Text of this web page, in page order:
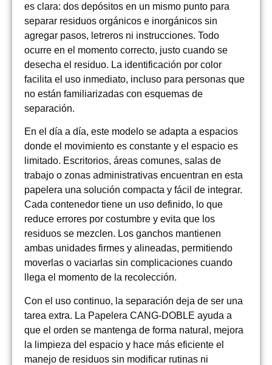
es clara: dos depósitos en un mismo punto para
separar residuos orgánicos e inorgánicos sin
agregar pasos, letreros ni instrucciones. Todo
ocurre en el momento correcto, justo cuando se
desecha el residuo. La identificación por color
facilita el uso inmediato, incluso para personas que
no están familiarizadas con esquemas de
separación.
En el día a día, este modelo se adapta a espacios
donde el movimiento es constante y el espacio es
limitado. Escritorios, áreas comunes, salas de
trabajo o zonas administrativas encuentran en esta
papelera una solución compacta y fácil de integrar.
Cada contenedor tiene un uso definido, lo que
reduce errores por costumbre y evita que los
residuos se mezclen. Los ganchos mantienen
ambas unidades firmes y alineadas, permitiendo
moverlas o vaciarlas sin complicaciones cuando
llega el momento de la recolección.
Con el uso continuo, la separación deja de ser una
tarea extra. La Papelera CANG-DOBLE ayuda a
que el orden se mantenga de forma natural, mejora
la limpieza del espacio y hace más eficiente el
manejo de residuos sin modificar rutinas ni